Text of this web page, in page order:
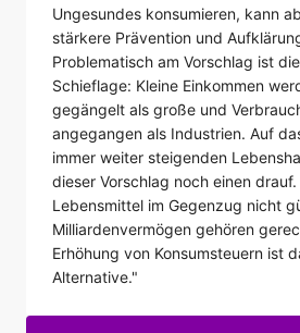
Ungesundes konsumieren, kann
stärkere Prävention und
Problematisch am Vorschlag ist
Schieflage: Kleine Einkommen
gegängelt als große und
angegangen als Industrien. Auf
immer weiter steigenden
dieser Vorschlag noch einen
Lebensmittel im Gegenzug nicht
Milliardenvermögen gehören
Erhöhung von Konsumsteuern ist
Alternative."